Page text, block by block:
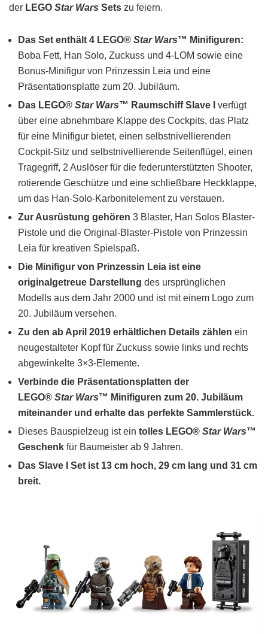
der LEGO Star Wars Sets zu feiern.
Das Set enthält 4 LEGO® Star Wars™ Minifiguren:
Boba Fett, Han Solo, Zuckuss und 4-LOM sowie eine
Bonus-Minifigur von Prinzessin Leia und eine
Präsentationsplatte zum 20. Jubiläum.
Das LEGO® Star Wars™ Raumschiff Slave I
verfügt
über eine abnehmbare Klappe des Cockpits, das Platz
für eine Minifigur bietet, einen selbstnivellierenden
Cockpit-Sitz und selbstnivellierende Seitenflügel, einen
Tragegriff, 2 Auslöser für die federunterstützten Shooter,
rotierende Geschütze und eine schließbare Heckklappe,
um das Han-Solo-Karbonitelement zu verstauen.
Zur Ausrüstung gehören 3 Blaster, Han Solos Blaster-
Pistole und die Original-Blaster-Pistole von Prinzessin
Leia für kreativen Spielspaß.
Die Minifigur von Prinzessin Leia ist eine
originalgetreue Darstellung des ursprünglichen
Modells aus dem Jahr 2000 und ist mit einem Logo zum
20. Jubiläum versehen.
Zu den ab April 2019 erhältlichen Details zählen ein
neugestalteter Kopf für Zuckuss sowie links und rechts
abgewinkelte 3×3-Elemente.
Verbinde die Präsentationsplatten der
LEGO® Star Wars™ Minifiguren zum 20. Jubiläum
miteinander und erhalte das perfekte Sammlerstück.
Dieses Bauspielzeug ist ein tolles LEGO® Star Wars™
Geschenk für Baumeister ab 9 Jahren.
Das Slave I Set ist 13 cm hoch, 29 cm lang und 31 cm
breit.